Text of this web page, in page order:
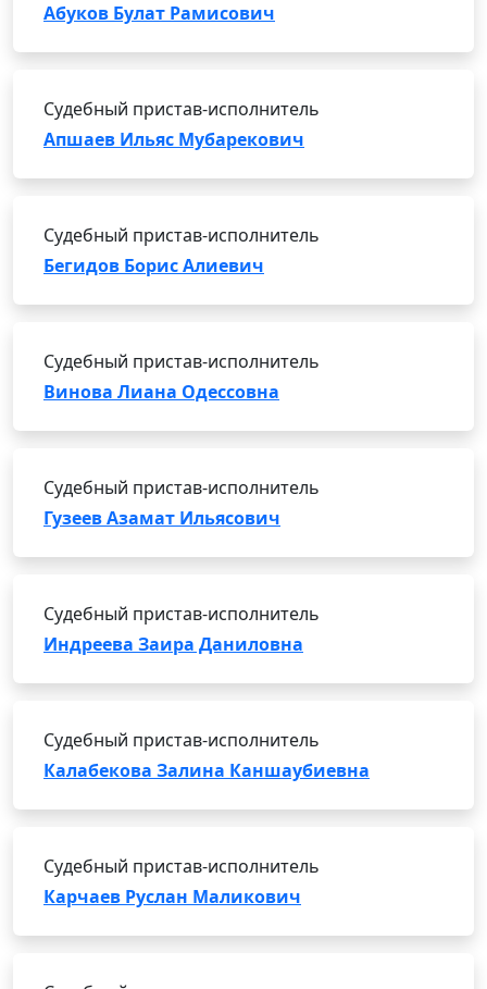
Абуков Булат Рамисович
Судебный пристав-исполнитель
Апшаев Ильяс Мубарекович
Судебный пристав-исполнитель
Бегидов Борис Алиевич
Судебный пристав-исполнитель
Винова Лиана Одессовна
Судебный пристав-исполнитель
Гузеев Азамат Ильясович
Судебный пристав-исполнитель
Индреева Заира Даниловна
Судебный пристав-исполнитель
Калабекова Залина Каншаубиевна
Судебный пристав-исполнитель
Карчаев Руслан Маликович